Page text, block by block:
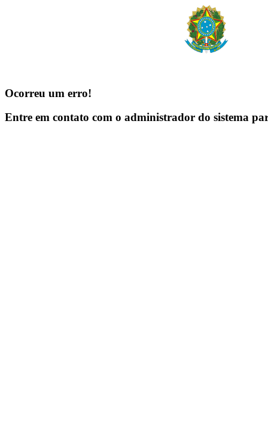
Ocorreu um erro!
Entre em contato com o administrador do sistema